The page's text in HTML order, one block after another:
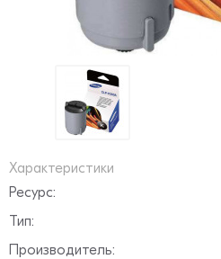
Характеристики
Ресурс:
Тип:
Производитель: